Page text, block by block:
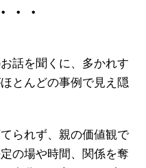
・・
話を聞くに、多かれす
とんどの事例で見え隠
られず、親の価値観で
の場や時間、関係を奪